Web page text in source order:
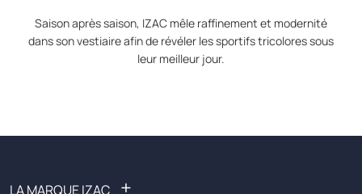
Saison après saison, IZAC mêle raffinement et modernité
dans son vestiaire afin de révéler les sportifs tricolores sous
leur meilleur jour.
LA MARQUE IZAC +